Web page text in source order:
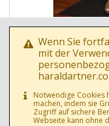
Foto Nr.: 58907
Datum: 30.10.2019
Sandra Pires
Wenn Sie
mit der
Notwendige Cookies
machen, indem sie
Zugriff auf sichere
Webseite kann ohne